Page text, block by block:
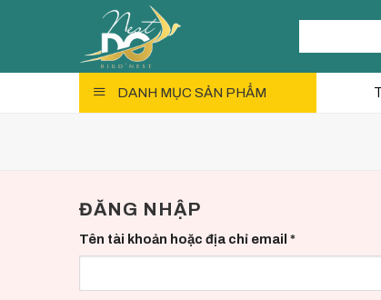
DANH MỤC SẢN PHẨM
ĐĂNG NHẬP
Tên tài khoản hoặc địa chỉ email *